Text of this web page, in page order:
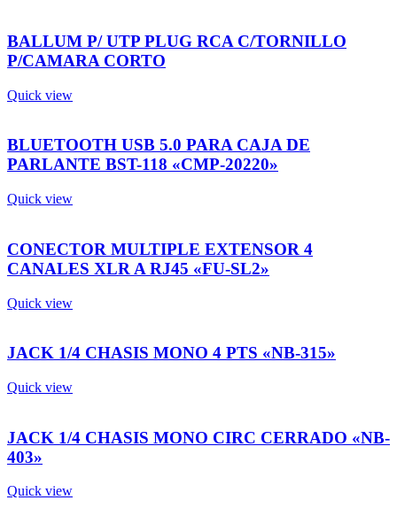
BALLUM P/ UTP PLUG RCA C/TORNILLO
P/CAMARA CORTO
Quick view
BLUETOOTH USB 5.0 PARA CAJA DE
PARLANTE BST-118 «CMP-20220»
Quick view
CONECTOR MULTIPLE EXTENSOR 4
CANALES XLR A RJ45 «FU-SL2»
Quick view
JACK 1/4 CHASIS MONO 4 PTS «NB-315»
Quick view
JACK 1/4 CHASIS MONO CIRC CERRADO «NB-
403»
Quick view